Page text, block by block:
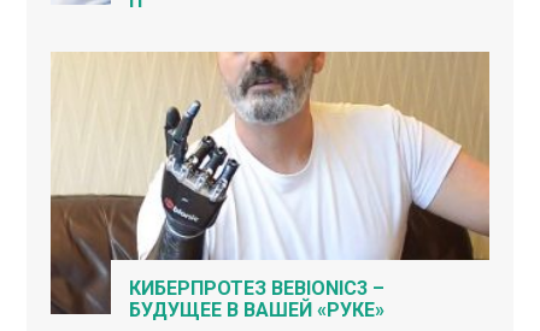
КИБЕРПРОТЕЗ BEBIONIC3 –
БУДУЩЕЕ В ВАШЕЙ «РУКЕ»